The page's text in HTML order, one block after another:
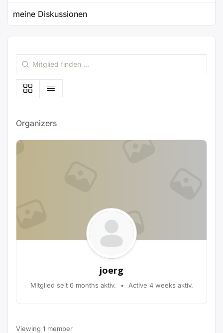
meine Diskussionen
Mitglied
Organizers
joerg
Mitglied seit 6 months aktiv. • Active 4 weeks aktiv.
Viewing 1 member